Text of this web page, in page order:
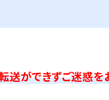
送ができずご迷惑を